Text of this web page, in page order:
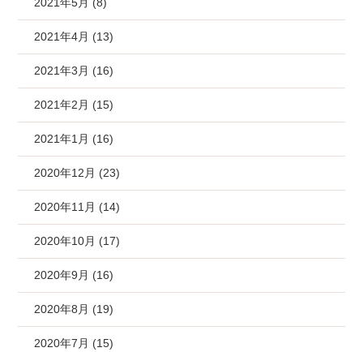
2021年4月 (13)
2021年3月 (16)
2021年2月 (15)
2021年1月 (16)
2020年12月 (23)
2020年11月 (14)
2020年10月 (17)
2020年9月 (16)
2020年8月 (19)
2020年7月 (15)